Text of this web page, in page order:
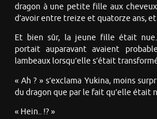
dragon à une petite fille aux
d’avoir entre treize et quatorze ans,
Et bien sûr, la jeune fille était nue.
portait auparavant avaient
lambeaux lorsqu’elle s’était
« Ah ? » s’exclama Yukina, moins
du dragon que par le fait qu’elle était
« Hein.. !? »